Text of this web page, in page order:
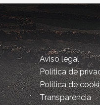
Aviso legal
Política de
Política de
Transparencia